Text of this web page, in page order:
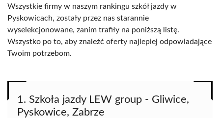
Wszystkie firmy w naszym rankingu szkół jazdy w
Pyskowicach, zostały przez nas starannie
wyselekcjonowane, zanim trafiły na poniższą listę.
Wszystko po to, aby znaleźć oferty najlepiej odpowiadające
Twoim potrzebom.
1. Szkoła jazdy LEW group - Gliwice,
Pyskowice, Zabrze